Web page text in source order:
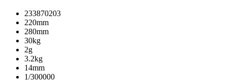
233870203
220mm
280mm
30kg
2g
3.2kg
14mm
1/300000